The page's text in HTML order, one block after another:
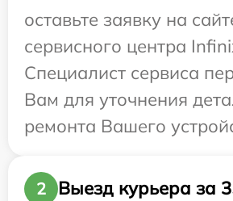
оставьте заявку на
сервисного центра
Специалист сервиса
Вам для уточнения
ремонта Вашего
2
Выезд курьера за